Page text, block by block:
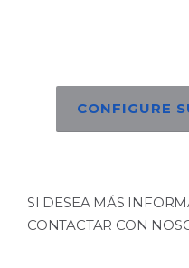
CONFIGURE
SI DESEA MÁS
CONTACTAR CON